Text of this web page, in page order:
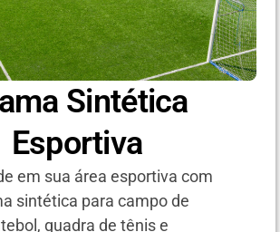
Sintética
Esportiva
em sua área esportiva com
sintética para campo de
quadra de tênis e